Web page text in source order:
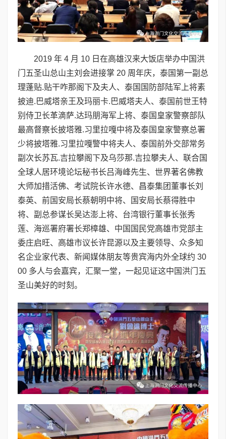
2019 年 4 月 10 日在高雄汉来大饭店举办中国洪
门五圣山总山主刘会进接掌 20 周年庆，泰国第一副总
理蓬贴.贴干咋那阁下及夫人、泰国国防部陆军上将素
披迪.巴威塔亲王及玛丽卡.巴威塔夫人、泰国前世王特
别侍卫长革滴萨.达玛朋海军上将、泰国皇家警察部队
最高督察长披塔雅.习里拉嘎中将及泰国皇家警察总署
少将披塔雅.习里拉嘎警中将夫人、泰国前外交部常务
副次长苏瓦.吉拉攀阁下及乌莎那.吉拉攀夫人、联合国
全球人居环境论坛秘书长吕海峰先生、世界著名佛教
大师加措活佛、考试院长许水德、昌泰集团董事长刘
泰英、前国安局长蔡朝明中将、国安局长蔡得胜中
将、副总参谋长吴达澎上将、台湾银行董事长张秀
莲、海巡署府署长郑樟雄、中国国民党高雄市党部主
委庄启旺、高雄市议长许昆源以及主要领导、众多知
名企业家代表、新闻媒体朋友等贵宾海内外全球约 30
00 多人与会嘉宾，汇聚一堂，一起见证这中国洪门五
圣山美好的时刻。